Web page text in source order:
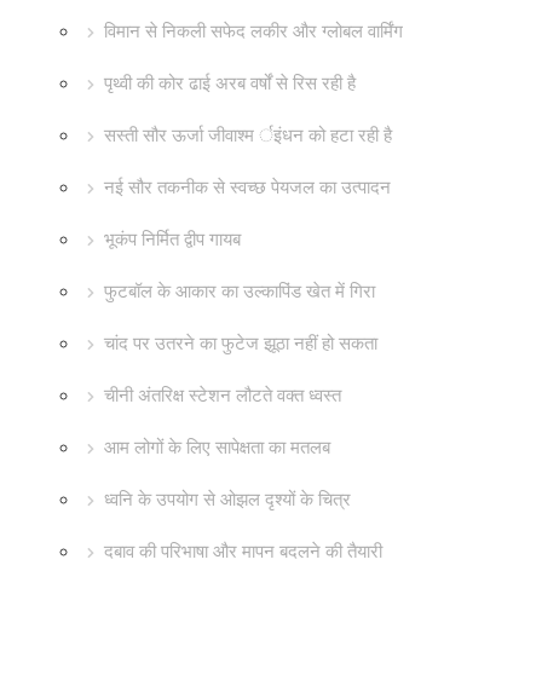
विमान से निकली सफेद लकीर और ग्लोबल वार्मिंग
पृथ्वी की कोर ढाई अरब वर्षों से रिस रही है
सस्ती सौर ऊर्जा जीवाश्म र्इंधन को हटा रही है
नई सौर तकनीक से स्वच्छ पेयजल का उत्पादन
भूकंप निर्मित द्वीप गायब
फुटबॉल के आकार का उल्कापिंड खेत में गिरा
चांद पर उतरने का फुटेज झूठा नहीं हो सकता
चीनी अंतरिक्ष स्टेशन लौटते वक्त ध्वस्त
आम लोगों के लिए सापेक्षता का मतलब
ध्वनि के उपयोग से ओझल दृश्यों के चित्र
दबाव की परिभाषा और मापन बदलने की तैयारी